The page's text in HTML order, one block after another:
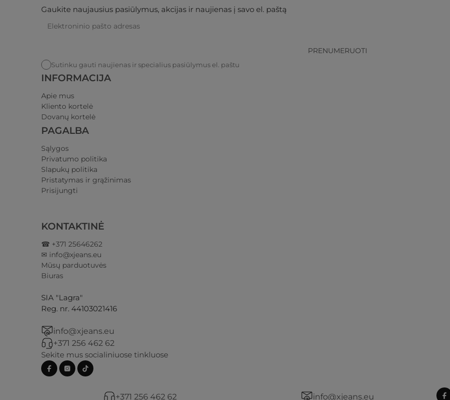
Gaukite naujausius pasiūlymus, akcijas ir naujienas į savo el. paštą
PRENUMERUOTI
Sutinku gauti naujienas ir specialius pasiūlymus el. paštu
INFORMACIJA
Apie mus
Kliento kortelė
Dovanų kortelė
PAGALBA
Sąlygos
Privatumo politika​
Slapukų politika
Pristatymas ir grąžinimas​
Prisijungti​
KONTAKTINĖ
☎ +371 25646262
✉ info@xjeans.eu
Mūsų parduotuvės
Biuras
SIA "Lagra"
Reg. nr. 44103021416
info@xjeans.eu
+371 256 462 62
Sekite mus socialiniuose tinkluose
+371 256 462 62 info@xjeans.eu